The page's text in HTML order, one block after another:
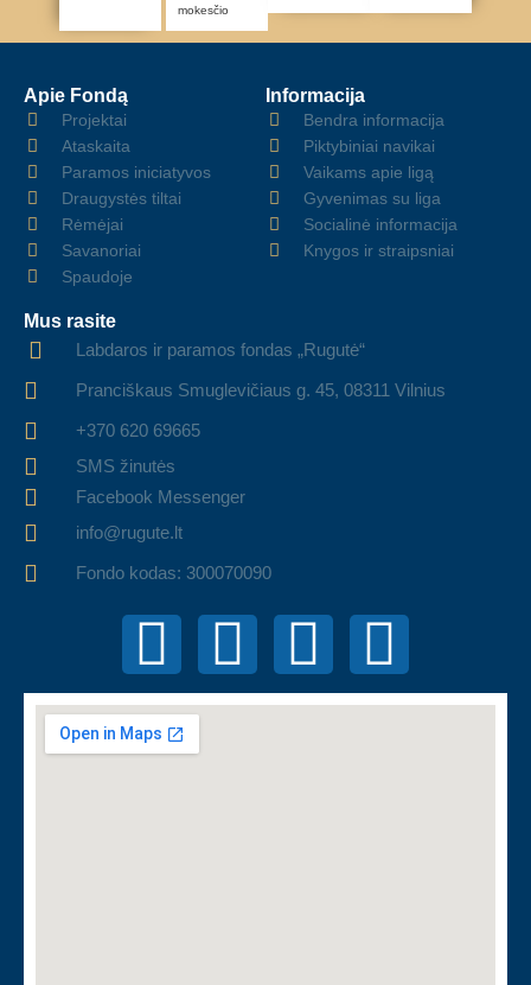
mokesčio
Apie Fondą
Projektai
Ataskaita
Paramos iniciatyvos
Draugystės tiltai
Rėmėjai
Savanoriai
Spaudoje
Informacija
Bendra informacija
Piktybiniai navikai
Vaikams apie ligą
Gyvenimas su liga
Socialinė informacija
Knygos ir straipsniai
Mus rasite
Labdaros ir paramos fondas „Rugutė“
Pranciškaus Smuglevičiaus g. 45, 08311 Vilnius
+370 620 69665
SMS žinutės
Facebook Messenger
info@rugute.lt
Fondo kodas: 300070090